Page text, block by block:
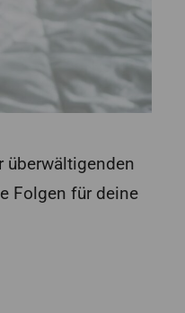
überwältigenden
Folgen für deine